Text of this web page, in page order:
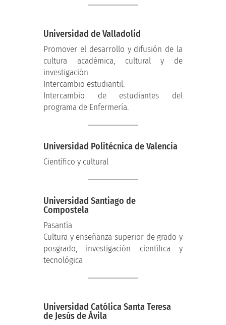
Universidad de Valladolid
Promover el desarrollo y difusión de la
cultura académica, cultural y de
investigación
​Intercambio estudiantil.
Intercambio de estudiantes del
programa de Enfermería.
Universidad Politécnica de Valencia
Científico y cultural
Universidad Santiago de
Compostela
Pasantía
Cultura y enseñanza superior de grado y
posgrado, investigación científica y
tecnológica
Universidad Católica Santa Teresa
de Jesús de Ávila